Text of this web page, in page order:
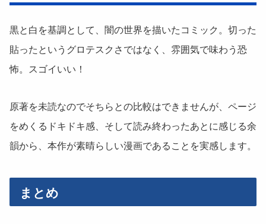
黒と白を基調として、闇の世界を描いたコミック。切った
貼ったというグロテスクさではなく、雰囲気で味わう恐
怖。スゴイいい！
原著を未読なのでそちらとの比較はできませんが、ページ
をめくるドキドキ感、そして読み終わったあとに感じる余
韻から、本作が素晴らしい漫画であることを実感します。
まとめ